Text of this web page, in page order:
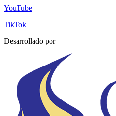
YouTube
TikTok
Desarrollado por